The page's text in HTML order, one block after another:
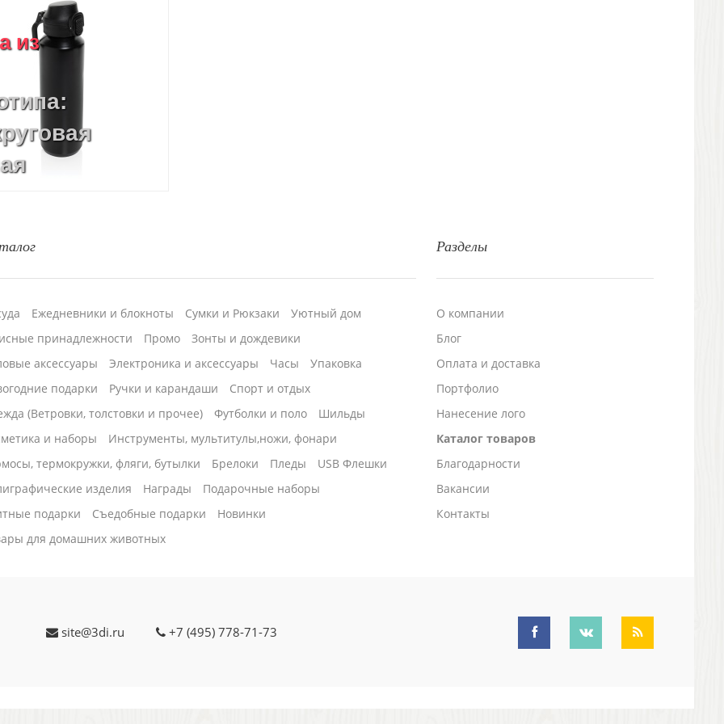
из
Разделы
О компании
Блог
Оплата и доставка
Портфолио
Нанесение лого
Каталог товаров
Благодарности
Вакансии
Контакты
Ежедневники и блокноты Сумки и Рюкзаки
Уютный дом
принадлежности
Промо
Зонты и дождевики
аксессуары
Электроника и аксессуары Часы
Упаковка
подарки
Ручки и карандаши
Спорт и отдых
(Ветровки, толстовки и прочее)
Футболки и поло
Шильды
и наборы
Инструменты, мультитулы,ножи, фонари
термокружки, фляги, бутылки
Брелоки Пледы
USB Флешки
изделия
Награды
Подарочные наборы
подарки
Cъедобные подарки
Новинки
для домашних животных
site@3di.ru +7 (495) 778-71-73